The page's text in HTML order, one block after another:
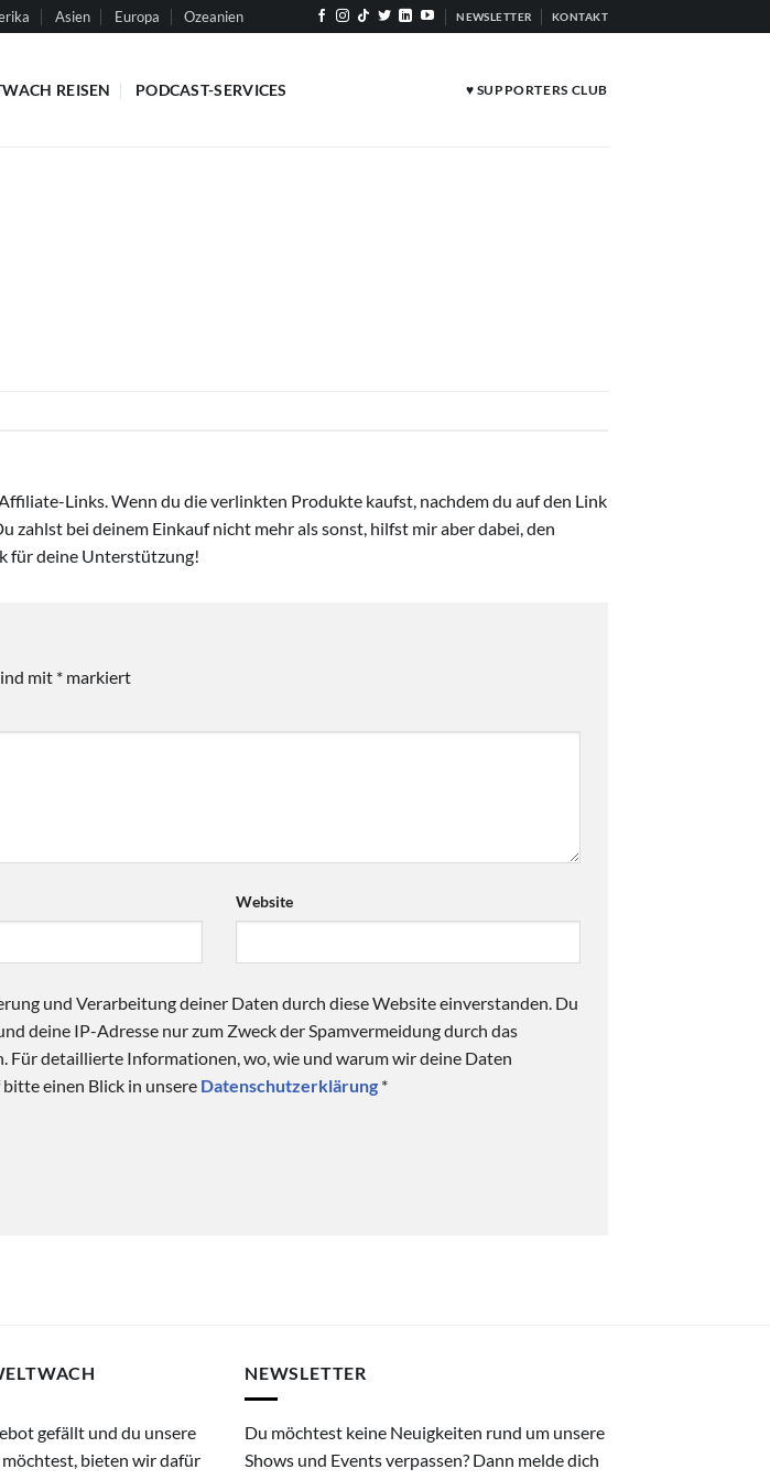
Asien Europa Ozeanien NEWSLETTER KONTAKT
REISEN PODCAST-SERVICES ♥ SUPPORTERS CLUB
Links. Wenn du die verlinkten Produkte kaufst, nachdem du auf den Link
bei deinem Einkauf nicht mehr als sonst, hilfst mir aber dabei, den
für deine Unterstützung!
mit * markiert
Website
und Verarbeitung deiner Daten durch diese Website einverstanden. Du
deine IP-Adresse nur zum Zweck der Spamvermeidung durch das
detaillierte Informationen, wo, wie und warum wir deine Daten
einen Blick in unsere Datenschutzerklärung *
gefällt und du unsere
bieten wir dafür
NEWSLETTER
Du möchtest keine Neuigkeiten rund um unsere
Shows und Events verpassen? Dann melde dich